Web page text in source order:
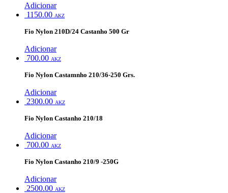
Adicionar
1150.00 AKZ
Fio Nylon 210D/24 Castanho 500 Gr
Adicionar
700.00 AKZ
Fio Nylon Castamnho 210/36-250 Grs.
Adicionar
2300.00 AKZ
Fio Nylon Castanho 210/18
Adicionar
700.00 AKZ
Fio Nylon Castanho 210/9 -250G
Adicionar
2500.00 AKZ